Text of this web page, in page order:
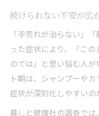
にある
続けられない
す重要性
美容師 理容師
続けられない不安が広
「手荒れが治らない」
った症状により、「こ
のでは」と思い悩む人
ト期は、シャンプーやカ
症状が深刻化しやすいの
暮しと健康社の調査で